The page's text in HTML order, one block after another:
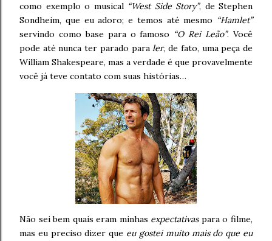
como exemplo o musical “West Side Story”, de Stephen
Sondheim, que eu adoro; e temos até mesmo “Hamlet”
servindo como base para o famoso “O Rei Leão”. Você
pode até nunca ter parado paraler, de fato, uma peça de
William Shakespeare, mas a verdade é que provavelmente
você já teve contato com suas histórias…
Não sei bem quais eram minhas expectativaspara o filme,
mas eu preciso dizer que eu gostei muito mais do que eu